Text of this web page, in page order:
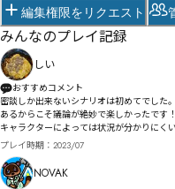
編集権限をリクエスト
みんなのプレイ記録
しい
おすすめコメント
密談しか出来ないシナリオは初めてでした
あるからこそ議論が絶妙で楽しかったです！
キャラクターによっては状況が分かりにく
す。
プレイ時期： 2023/07
NOVAK